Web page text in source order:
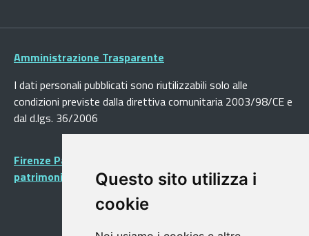
Questo sito utilizza i
cookie
Amministrazione Trasparente
I dati personali pubblicati sono riutilizzabili solo alle
condizioni previste dalla direttiva comunitaria 2003/98/CE e
dal d.lgs. 36/2006
Firenze Patrimonio Mondiale - Centro storico di Firenze
patrimonio dell’Umanità